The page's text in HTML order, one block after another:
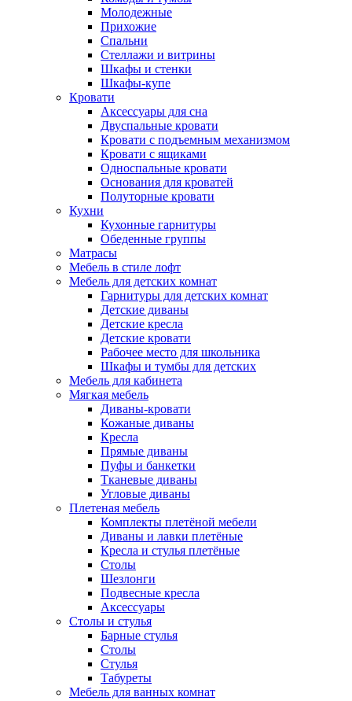
Молодежные
Прихожие
Спальни
Стеллажи и витрины
Шкафы и стенки
Шкафы-купе
Кровати
Аксессуары для сна
Двуспальные кровати
Кровати с подъемным механизмом
Кровати с ящиками
Односпальные кровати
Основания для кроватей
Полуторные кровати
Кухни
Кухонные гарнитуры
Обеденные группы
Матрасы
Мебель в стиле лофт
Мебель для детских комнат
Гарнитуры для детских комнат
Детские диваны
Детские кресла
Детские кровати
Рабочее место для школьника
Шкафы и тумбы для детских
Мебель для кабинета
Мягкая мебель
Диваны-кровати
Кожаные диваны
Кресла
Прямые диваны
Пуфы и банкетки
Тканевые диваны
Угловые диваны
Плетеная мебель
Комплекты плетёной мебели
Диваны и лавки плетёные
Кресла и стулья плетёные
Столы
Шезлонги
Подвесные кресла
Аксессуары
Столы и стулья
Барные стулья
Столы
Стулья
Табуреты
Мебель для ванных комнат